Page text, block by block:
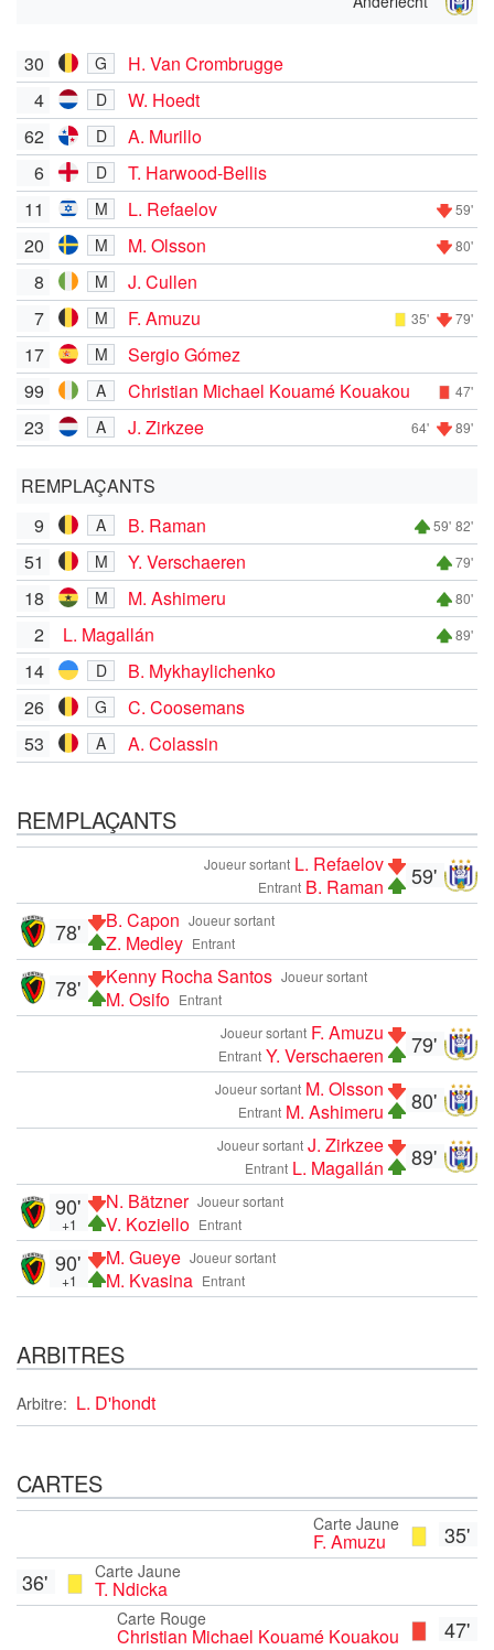
30 G
H. Van Crombrugge
4
D
W. Hoedt
62
D
A. Murillo
6
D
T. Harwood-Bellis
11
M L. Refaelov 59'
20 M M. Olsson 80'
8 M
J. Cullen
7
M F. Amuzu 35' 79'
17 M
Sergio Gómez
99
A Christian Michael Kouamé Kouakou 47'
23 A J. Zirkzee 64' 89'
REMPLAÇANTS
9
A B. Raman 59' 82'
51 M Y. Verschaeren 79'
18 M M. Ashimeru 80'
2 L. Magallán 89'
14 D
B. Mykhaylichenko
26
G
C. Coosemans
53
A A. Colassin
REMPLAÇANTS
59'
Joueur sortant L. Refaelov
Entrant B. Raman
Joueur sortant
B. Capon
Entrant
Z. Medley
78'
Joueur sortant
Kenny Rocha Santos
Entrant
M. Osifo
78'
79'
Joueur sortant F. Amuzu
Entrant Y. Verschaeren
80'
Joueur sortant M. Olsson
Entrant M. Ashimeru
89'
Joueur sortant J. Zirkzee
Entrant L. Magallán
Joueur sortant
N. Bätzner
Entrant
V. Koziello
90'
+1
Joueur sortant
M. Gueye
Entrant
M. Kvasina
90'
+1
ARBITRES
Arbitre: L. D'hondt
CARTES
35'
Carte Jaune
F. Amuzu
Carte Jaune
T. Ndicka
36'
47'
Carte Rouge
Christian Michael Kouamé Kouakou